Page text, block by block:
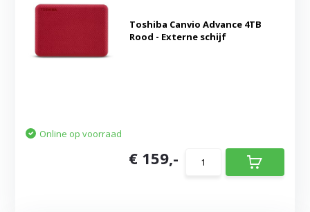
Toshiba Canvio Advance 4TB
Rood - Externe schijf
Online op voorraad
€ 159,-